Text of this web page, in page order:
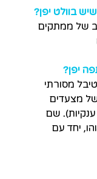
בוולט יפן?
של ממתקים
יפן?
מסורתי
של מצעדים
ענקיות). שם
יחד עם